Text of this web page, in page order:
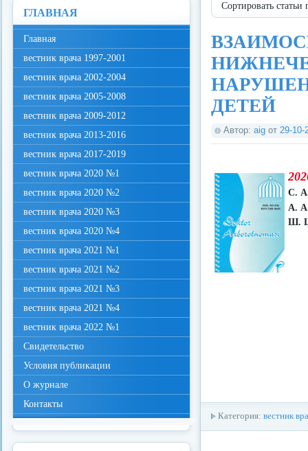
Сортировать
ДЕТЕЙ
Автор: aig от 29-10-
С.
А.
Ш.
Категория: вестник
ГЛАВНАЯ
Главная
вестник врача 1997-2001
вестник врача 2002-2004
вестник врача 2005-2008
вестник врача 2009-2012
вестник врача 2013-2016
вестник врача 2017-2019
вестник врача 2020 №1
вестник врача 2020 №2
вестник врача 2020 №3
вестник врача 2020 №4
вестник врача 2021 №1
вестник врача 2021 №2
вестник врача 2021 №3
вестник врача 2021 №4
вестник врача 2022 №1
Свидетельство
Условия публикации
О журнале
Контакты